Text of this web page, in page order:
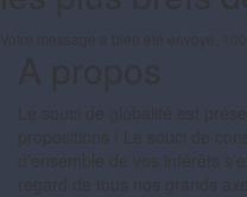
Votre message a bien été envoyé.
A propos
Le souci de globalité est
propositions ! Le souci de
d’ensemble de vos intérêts
regard de tous nos grands